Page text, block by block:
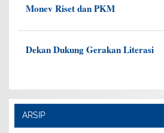
Monev Riset dan PKM
Dekan Dukung Gerakan Literasi
ARSIP